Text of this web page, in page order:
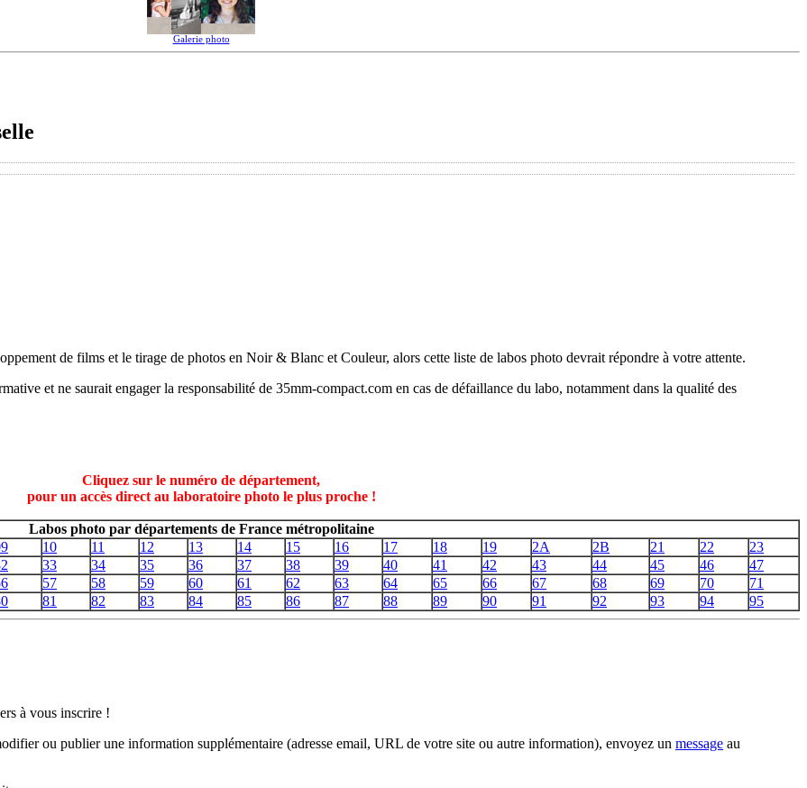
Galerie photo
de films et le tirage de photos en Noir & Blanc et Couleur, alors cette liste de labos photo devrait répondre à votre attente.
et ne saurait engager la responsabilité de 35mm-compact.com en cas de défaillance du labo, notamment dans la qualité des
Cliquez sur le numéro de département,
pour un accès direct au laboratoire photo le plus proche !
Labos photo par départements de France métropolitaine
10 11 12 13 14 15 16 17 18 19 2A 2B 21 22
23
33 34 35 36 37 38 39 40 41 42 43 44 45 46
47
57 58 59 60 61 62 63 64 65 66 67 68 69 70
71
81 82 83 84 85 86 87 88 89 90 91 92 93 94 95
à vous inscrire !
ou publier une information supplémentaire (adresse email, URL de votre site ou autre information), envoyez un message au